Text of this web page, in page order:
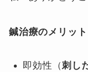
鍼治療のメリット
即効性（刺し